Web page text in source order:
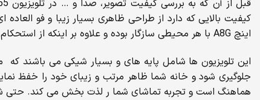
کیفیت بالایی که دارد از طراحی ظاهری بسیار زیبا و فو
اینچ A8G با هر محیطی سازگار بوده و علاوه بر اینکه از استحکام لازم برخوردار است، نمایی ویژه و مدرن را به منزل شما خواهد بخشید.
این تلویزیون ها شامل پایه های و بسیار شیکی می باشند
جلوگیری شود و خانه شما ظاهر مرتب و زیبای خود را خفظ
هماهنگ است و تجربه تماشای شما ر لذت بخش می کند. حتی شما می توانید استند را 180 درجه بچرخانید و تا